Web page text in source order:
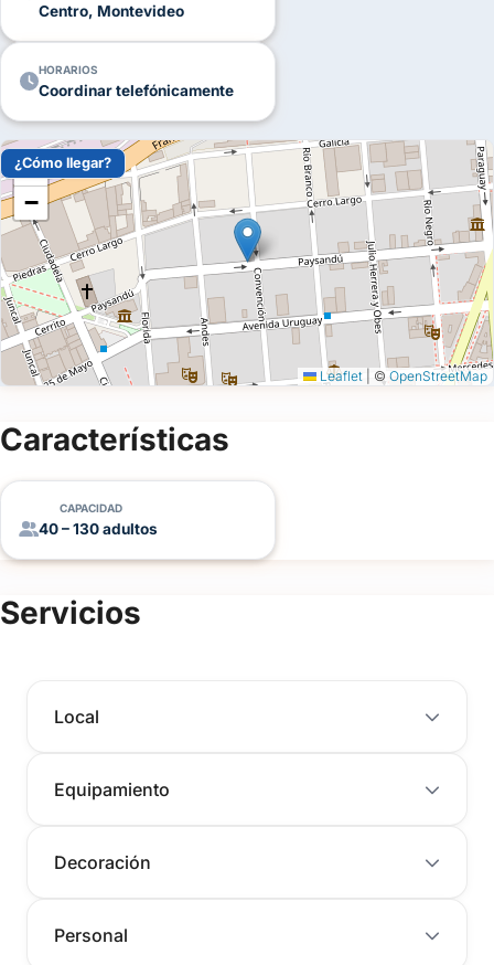
Centro, Montevideo
HORARIOS
Coordinar telefónicamente
+
−
Leaflet © OpenStreetMap
¿Cómo llegar?
Características
CAPACIDAD
40 – 130 adultos
Servicios
Local
Equipamiento
Decoración
Personal